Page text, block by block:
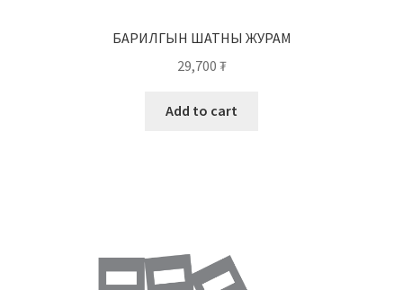
БАРИЛГЫН ШАТНЫ ЖУРАМ
29,700 ₮
Add to cart